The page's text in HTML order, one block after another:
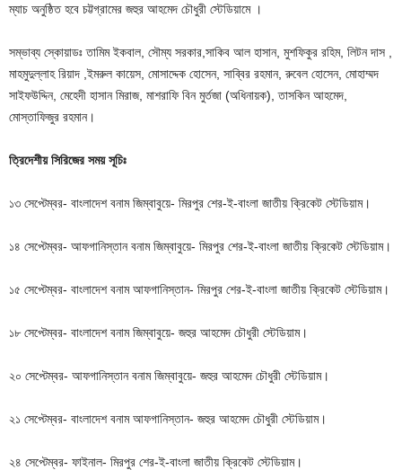
ম্যাচ অনুষ্ঠিত হবে চট্টগ্রামের জহুর আহমেদ চৌধুরী স্টেডিয়ামে ।
সম্ভাব্য স্কোয়াডঃ তামিম ইকবাল, সৌম্য সরকার,সাকিব আল হাসান, মুশফিকুর রহিম, লিটন দাস ,
মাহমুদুল্লাহ রিয়াদ ,ইমরুল কায়েস, মোসাদ্দেক হোসেন, সাব্বির রহমান, রুবেল হোসেন, মোহাম্মদ
সাইফউদ্দিন, মেহেদী হাসান মিরাজ, মাশরাফি বিন মুর্তজা (অধিনায়ক), তাসকিন আহমেদ,
মোস্তাফিজুর রহমান।
ত্রিদেশীয় সিরিজের সময় সূচিঃ
১৩ সেপ্টেম্বর- বাংলাদেশ বনাম জিম্বাবুয়ে- মিরপুর শের-ই-বাংলা জাতীয় ক্রিকেট স্টেডিয়াম।
১৪ সেপ্টেম্বর- আফগানিস্তান বনাম জিম্বাবুয়ে- মিরপুর শের-ই-বাংলা জাতীয় ক্রিকেট স্টেডিয়াম।
১৫ সেপ্টেম্বর- বাংলাদেশ বনাম আফগানিস্তান- মিরপুর শের-ই-বাংলা জাতীয় ক্রিকেট স্টেডিয়াম।
১৮ সেপ্টেম্বর- বাংলাদেশ বনাম জিম্বাবুয়ে- জহুর আহমেদ চৌধুরী স্টেডিয়াম।
২০ সেপ্টেম্বর- আফগানিস্তান বনাম জিম্বাবুয়ে- জহুর আহমেদ চৌধুরী স্টেডিয়াম।
২১ সেপ্টেম্বর- বাংলাদেশ বনাম আফগানিস্তান- জহুর আহমেদ চৌধুরী স্টেডিয়াম।
২৪ সেপ্টেম্বর- ফাইনাল- মিরপুর শের-ই-বাংলা জাতীয় ক্রিকেট স্টেডিয়াম।